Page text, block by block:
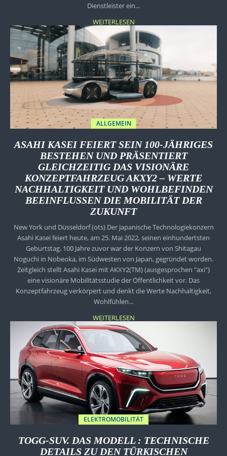
Dienstleister ein...
WEITERLESEN
ALLGEMEIN
ASAHI KASEI FEIERT SEIN 100-JÄHRIGES
BESTEHEN UND PRÄSENTIERT
GLEICHZEITIG DAS VISIONÄRE
KONZEPTFAHRZEUG AKXY2 – WERTE
NACHHALTIGKEIT UND WOHLBEFINDEN
BEEINFLUSSEN DIE MOBILITÄT DER
ZUKUNFT
New York und Düsseldorf (ots) Der japanische Technologiekonzern
Asahi Kasei feiert heute, am 25. Mai 2022, seinen einhundertsten
Geburtstag. 100 Jahre zuvor war der Konzern von Shitagau
Noguchi in Nobeoka, im Südwesten von Japan, gegründet worden.
Zeitgleich stellt Asahi Kasei mit AKXY2(TM) (ausgesprochen "axi")
eine visionäre Mobilitätsstudie der Öffentlichkeit vor. Das
Konzeptfahrzeug verkörpert und denkt die Werte Nachhaltigkeit,
Wohlfühlen...
WEITERLESEN
ELEKTROMOBILITÄT
TOGG-SUV. DAS MODELL : TECHNISCHE
DETAILS ZU DEN TÜRKISCHEN